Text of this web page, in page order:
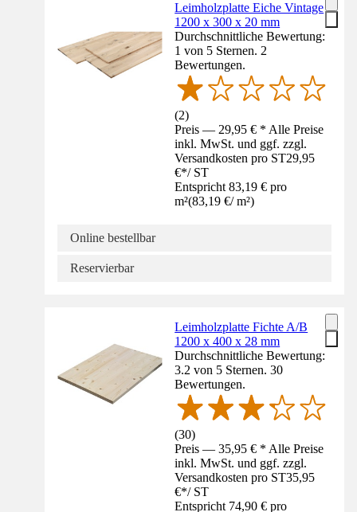
Leimholzplatte Eiche Vintage
1200 x 300 x 20 mm
Durchschnittliche Bewertung:
1 von 5 Sternen. 2
Bewertungen.
(2)
Preis — 29,95 € * Alle Preise
inkl. MwSt. und ggf. zzgl.
Versandkosten pro ST29,95
€*/ ST
Entspricht 83,19 € pro
m²(83,19 €/ m²)
Online bestellbar
Reservierbar
Leimholzplatte Fichte A/B
1200 x 400 x 28 mm
Durchschnittliche Bewertung:
3.2 von 5 Sternen. 30
Bewertungen.
(30)
Preis — 35,95 € * Alle Preise
inkl. MwSt. und ggf. zzgl.
Versandkosten pro ST35,95
€*/ ST
Entspricht 74,90 € pro